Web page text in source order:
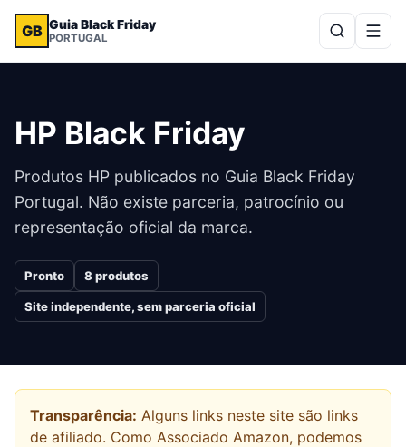
GB Guia Black Friday
PORTUGAL
HP Black Friday
Produtos HP publicados no Guia Black Friday
Portugal. Não existe parceria, patrocínio ou
representação oficial da marca.
Pronto 8produtos
Site independente, sem parceria oficial
Transparência: Alguns links neste site são links
de afiliado. Como Associado Amazon, podemos